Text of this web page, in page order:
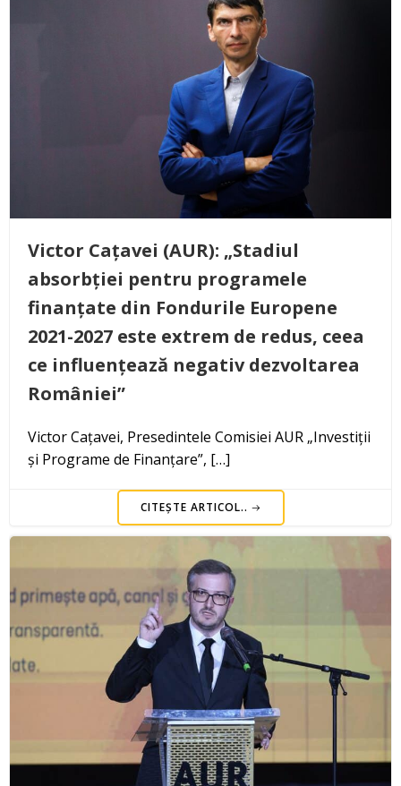
Victor Cațavei (AUR): „Stadiul
absorbției pentru programele
finanțate din Fondurile Europene
2021-2027 este extrem de redus, ceea
ce influențează negativ dezvoltarea
României”
Victor Cațavei, Presedintele Comisiei AUR „Investiții
și Programe de Finanțare”, […]
CITEȘTE ARTICOL..